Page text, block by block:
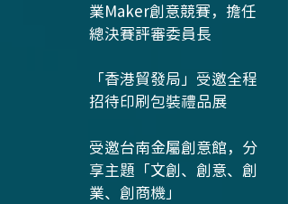
業Maker創意競賽，擔任
總決賽評審委員長
「香港貿發局」受邀全程
招待印刷包裝禮品展
受邀台南金屬創意館，分
享主題「文創、創意、創
業、創商機」